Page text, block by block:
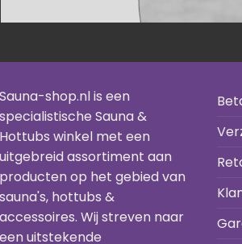
Sauna-shop.nl is een
specialistische Sauna &
Hottubs winkel met een
uitgebreid assortiment aan
producten op het gebied van
sauna's, hottubs &
accessoires. Wij streven naar
een uitstekende